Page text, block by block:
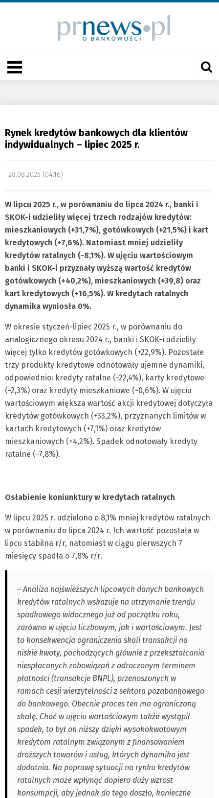
Rynek kredytów bankowych dla klientów
indywidualnych – lipiec 2025 r.
28.08.2025 (04:16)
W lipcu 2025 r., w porównaniu do lipca 2024 r., banki i
SKOK-i udzieliły więcej trzech rodzajów kredytów:
mieszkaniowych (+31,7%), gotówkowych (+21,5%) i kart
kredytowych (+7,6%). Natomiast mniej udzieliły
kredytów ratalnych (-8,1%). W ujęciu wartościowym
banki i SKOK-i przyznały wyższą wartość kredytów
gotówkowych (+40,2%), mieszkaniowych (+39,8) oraz
kart kredytowych (+16,5%). W kredytach ratalnych
dynamika wyniosła 0%.
W okresie styczeń-lipiec 2025 r., w porównaniu do
analogicznego okresu 2024 r., banki i SKOK-i udzieliły
więcej tylko kredytów gotówkowych (+22,9%). Pozostałe
trzy produkty kredytowe odnotowały ujemne dynamiki,
odpowiednio: kredyty ratalne (-22,4%), karty kredytowe
(-2,3%) oraz kredyty mieszkaniowe (-0,6%). W ujęciu
wartościowym większa wartość akcji kredytowej dotyczyła
kredytów gotówkowych (+33,2%), przyznanych limitów w
kartach kredytowych (+7,1%) oraz kredytów
mieszkaniowych (+4,2%). Spadek odnotowały kredyty
ratalne (-7,8%).
Osłabienie koniunktury w kredytach ratalnych
W lipcu 2025 r. udzielono o 8,1% mniej kredytów ratalnych
w porównaniu do lipca 2024 r. Ich wartość pozostała w
lipcu stabilna r/r, natomiast w ciągu pierwszych 7
miesięcy spadła o 7,8% r/r.
– Analiza najświeższych lipcowych danych bankowych
kredytów ratalnych wskazuje na utrzymanie trendu
spadkowego widocznego już od początku roku,
zarówno w ujęciu liczbowym, jak i wartościowym. Jest
to konsekwencja ograniczenia skali transakcji na
niskie kwoty, pochodzących głównie z przekształcania
niespłaconych zobowiązań z odroczonym terminem
płatności (transakcje BNPL), przenoszonych w
ramach cesji wierzytelności z sektora pozabankowego
do bankowego. Obecnie proces ten ma ograniczoną
skalę. Choć w ujęciu wartościowym także wystąpił
spadek, to był on niższy dzięki wysokokwotowym
kredytom ratalnym związanym z finansowaniem
droższych towarów i usług, których dynamika jest
dodatnia. Na poprawę sytuacji na rynku kredytów
ratalnych może wpłynąć dopiero duży wzrost
konsumpcji, aby jednak do tego doszło, konieczne